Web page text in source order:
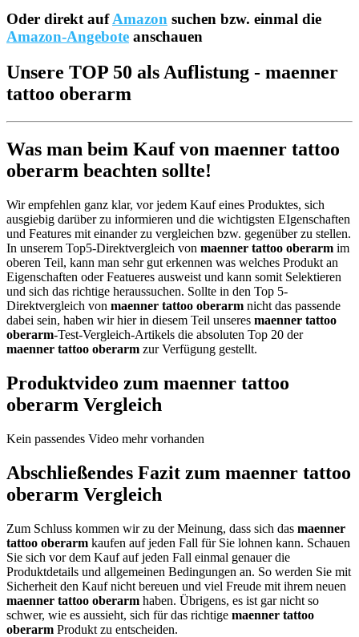
Oder direkt aufAmazon suchen bzw. einmal die
Amazon-Angebote anschauen
Unsere TOP 50 als Auflistung - maenner
tattoo oberarm
Was man beim Kauf von maenner tattoo
oberarm beachten sollte!
Wir empfehlen ganz klar, vor jedem Kauf eines Produktes, sich
ausgiebig darüber zu informieren und die wichtigsten EIgenschaften
und Features mit einander zu vergleichen bzw. gegenüber zu stellen.
In unserem Top5-Direktvergleich von maenner tattoo oberarm im
oberen Teil, kann man sehr gut erkennen was welches Produkt an
Eigenschaften oder Featueres ausweist und kann somit Selektieren
und sich das richtige heraussuchen. Sollte in den Top 5-
Direktvergleich von maenner tattoo oberarm nicht das passende
dabei sein, haben wir hier in diesem Teil unseres maenner tattoo
oberarm-Test-Vergleich-Artikels die absoluten Top 20 der
maenner tattoo oberarm zur Verfügung gestellt.
Produktvideo zum maenner tattoo
oberarm Vergleich
Kein passendes Video mehr vorhanden
Abschließendes Fazit zum maenner tattoo
oberarm Vergleich
Zum Schluss kommen wir zu der Meinung, dass sich das maenner
tattoo oberarm kaufen auf jeden Fall für Sie lohnen kann. Schauen
Sie sich vor dem Kauf auf jeden Fall einmal genauer die
Produktdetails und allgemeinen Bedingungen an. So werden Sie mit
Sicherheit den Kauf nicht bereuen und viel Freude mit ihrem neuen
maenner tattoo oberarm haben. Übrigens, es ist gar nicht so
schwer, wie es aussieht, sich für das richtige maenner tattoo
oberarm Produkt zu entscheiden.